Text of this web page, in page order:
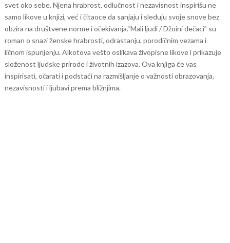
svet oko sebe. Njena hrabrost, odlučnost i nezavisnost inspirišu ne
samo likove u knjizi, već i čitaoce da sanjaju i sleduju svoje snove bez
obzira na društvene norme i očekivanja.“Mali ljudi / Džoini dečaci” su
roman o snazi ženske hrabrosti, odrastanju, porodičnim vezama i
ličnom ispunjenju. Alkotova vešto oslikava živopisne likove i prikazuje
složenost ljudske prirode i životnih izazova. Ova knjiga će vas
inspirisati, očarati i podstaći na razmišljanje o važnosti obrazovanja,
nezavisnosti i ljubavi prema bližnjima.